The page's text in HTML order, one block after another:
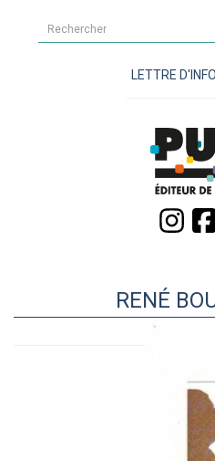
sur
site
LETTRE
RENÉ